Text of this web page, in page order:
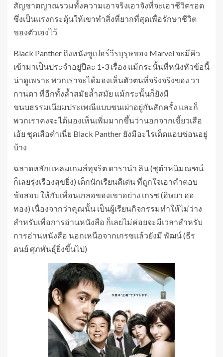
สัญชาตญาณรวมทั้งความเอาจริงเอาจังที่จะเอาชีวิตรอด
ซึ่งเป็นแรงกระตุ้นให้เขาทำสิ่งที่ยากที่สุดเพื่อรักษาชีวิต
ของตัวเองไว้
Black Panther ถึงหนังซูเปอร์วีรบุรุษของ Marvel จะมีคิว
เข้ามาเป็นประจำอยู่ปีละ 1-3 เรื่อง แม้กระนั้นที่หนังหัวข้อนี้
น่าดูเพราะ พวกเราจะได้มองเห็นตัวตนที่จริงจริงของ วา
กานดา ที่อีกทั้งล้ำสมัยล้ำสมัย แม้กระนั้นก็ยังมี
ขนบธรรมเนียมประเพณีแบบชนเผ่าอยู่กันสักครั้ง และก็
พวกเราคงจะได้มองเห็นเพิ่มมากขึ้นว่านอกจากเขี้ยวเสือ
เอ้ย ชุดเสือดำเนี่ย Black Panther ยังมีอะไรเด็ดแอบซ่อนอยู่
บ้าง
ฉลาดหลักแหลมเกมส์ทุจริต ดารานำ ลิน (ชุตำหนิมณฑน์
ก็เลยรุ่งเรืองสุขยิ่ง) เด็กนักเรียนดีเด่น ที่ถูกใจเอาคำตอบ
ข้อสอบ ให้กับเพื่อนเกลอของเขาอย่าง เกรซ (อิษยา ฮอ
ทอง) เนื่องจากว่าคุณนั้น เป็นผู้เรียนกิจกรรมทำให้ไม่ว่าง
สำหรับเพื่อการอ่านหนังสือ ก็เลยไม่ค่อยจะมีเวลาสำหรับ
การอ่านหนังสือ นอกเหนือจากเกรซแล้วยังมี พัฒน์ (ธีร
ดนย์ ศุภพันธุ์ยิ่งขึ้นไป)